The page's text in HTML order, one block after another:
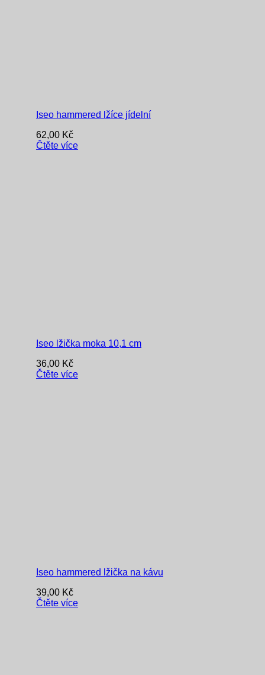
Iseo hammered lžíce jídelní
62,00 Kč
Čtěte více
Iseo lžička moka 10,1 cm
36,00 Kč
Čtěte více
Iseo hammered lžička na kávu
39,00 Kč
Čtěte více